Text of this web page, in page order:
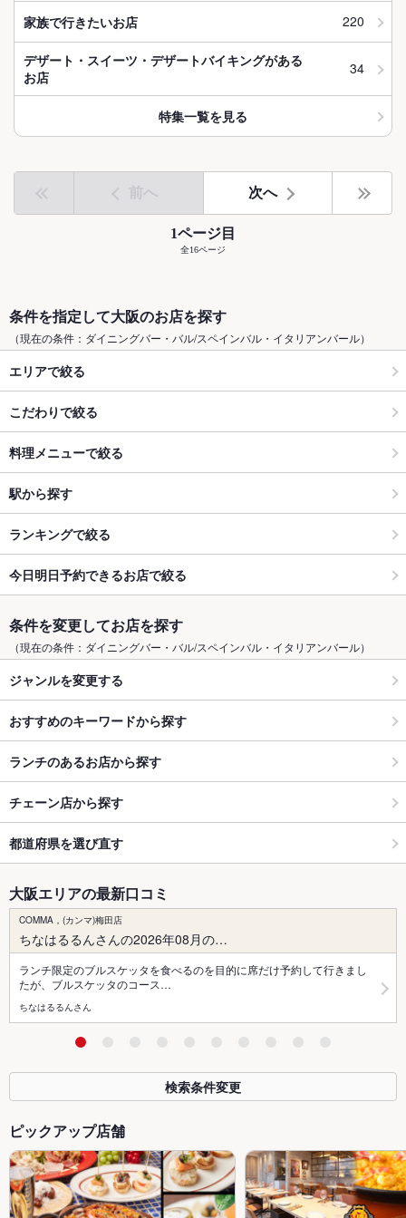
家族で行きたいお店 220
デザート・スイーツ・デザートバイキングがある
お店
34
特集一覧を見る
前へ 次へ
1ページ目
全16ページ
条件を指定して大阪のお店を探す
（現在の条件：ダイニングバー・バル/スペインバル・イタリアンバール）
エリアで絞る
こだわりで絞る
料理メニューで絞る
駅から探す
ランキングで絞る
今日明日予約できるお店で絞る
条件を変更してお店を探す
（現在の条件：ダイニングバー・バル/スペインバル・イタリアンバール）
ジャンルを変更する
おすすめのキーワードから探す
ランチのあるお店から探す
チェーン店から探す
都道府県を選び直す
大阪エリアの最新口コミ
COMMA，(カンマ)梅田店
ちなはるるんさんの2026年08月の…
ランチ限定のブルスケッタを食べるのを目的に席だけ予約して行きまし
たが、ブルスケッタのコース…
ちなはるるんさん
検索条件変更
ピックアップ店舗